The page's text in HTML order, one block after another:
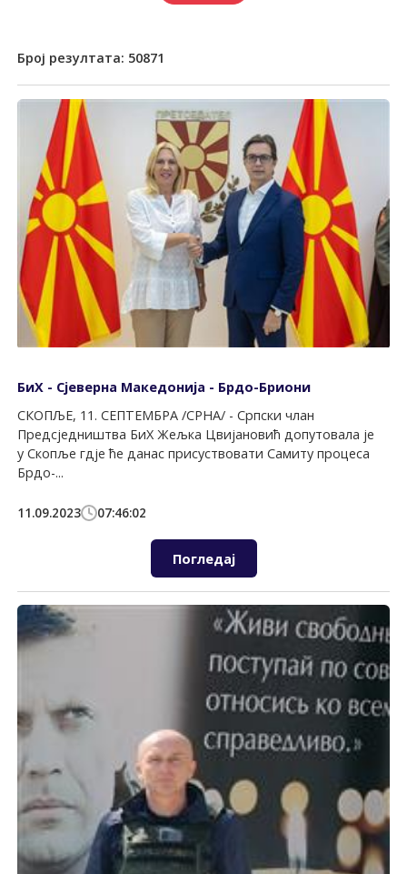
Број резултата: 50871
БиХ - Сјеверна Македонија - Брдо-Бриони
СКОПЉЕ, 11. СЕПТЕМБРА /СРНА/ - Српски члан
Предсједништва БиХ Жељка Цвијановић допутовала је
у Скопље гдје ће данас присуствовати Самиту процеса
Брдо-...
11.09.2023 07:46:02
Погледај